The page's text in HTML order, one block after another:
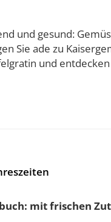
und gesund:
Sie ade zu
und entdecken
mit frischen